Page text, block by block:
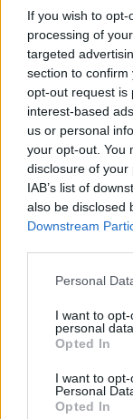
If you wish to
processing of
targeted
section to
opt-out request is
interest-based
us or personal
your opt-out. You
disclosure of
IAB’s list of
also be disclosed
Downstream
Personal
I want to
personal data.
Opted In
I want to
Personal
Opted In
Leggi l'articolo:
La
ci va Trento
Kastritis: “Oggi
Nkamhoua, un
persevera nel